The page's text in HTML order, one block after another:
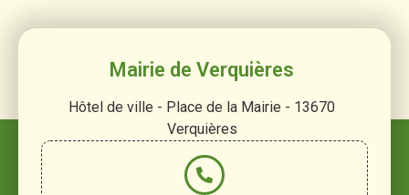
Mairie de Verquières
Hôtel de ville - Place de la Mairie - 13670
Verquières